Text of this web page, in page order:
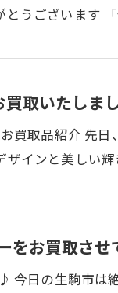
とうございます
取いたしま
買取品紹介 先
ザインと美しい
をお買取させ
今日の生駒市は